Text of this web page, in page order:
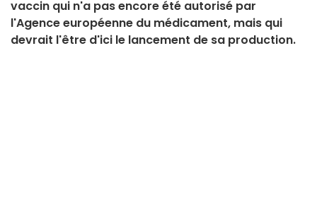
vaccin qui n'a pas encore été autorisé par
l'Agence européenne du médicament, mais qui
devrait l'être d'ici le lancement de sa production.